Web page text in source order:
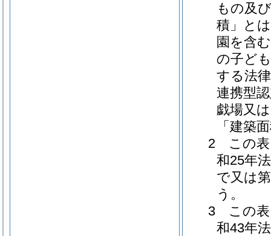
もの及
積」と
園を含
の子ど
する法
連携型
戯場又
「建築
2 この表
和25年
で又は
う。
3 この表
和43年